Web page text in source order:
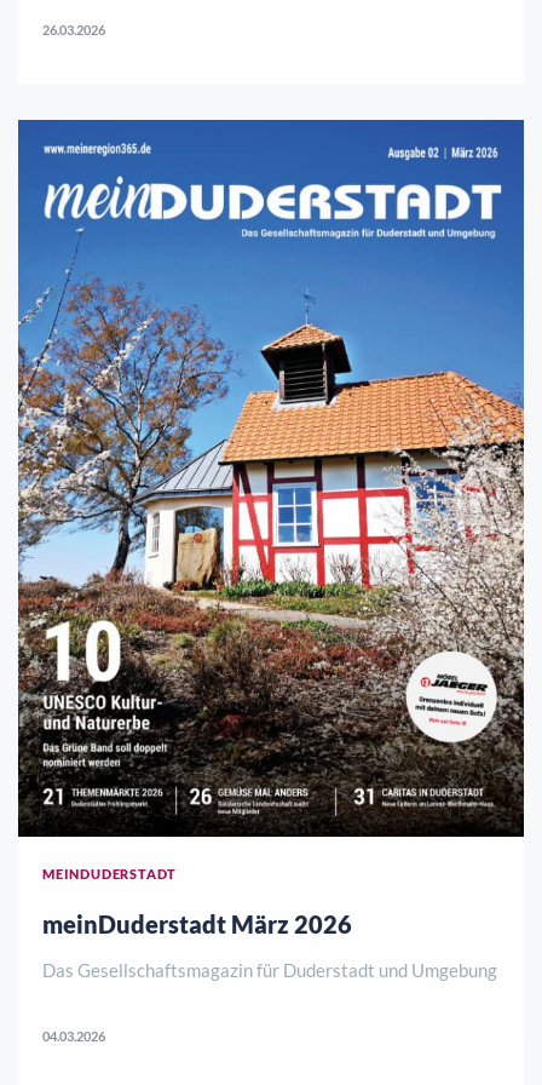
26.03.2026
MEINDUDERSTADT
meinDuderstadt März 2026
Das Gesellschaftsmagazin für Duderstadt und Umgebung
04.03.2026